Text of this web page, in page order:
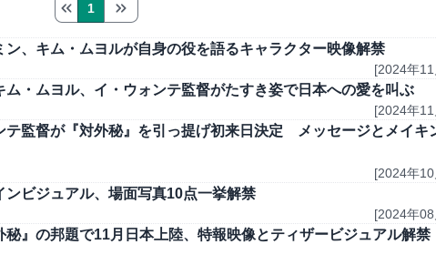
1
、キム・ムヨルが自身の役を語るキャラクター映像解禁
[2024年
ム・ムヨル、イ・ウォンテ監督がたすき姿で日本への愛を叫ぶ
[2024年
テ監督が『対外秘』を引っ提げ初来日決定 メッセージとメイキ
[2024年
ビジュアル、場面写真10点一挙解禁
[2024年
』の邦題で11月日本上陸、特報映像とティザービジュアル解禁